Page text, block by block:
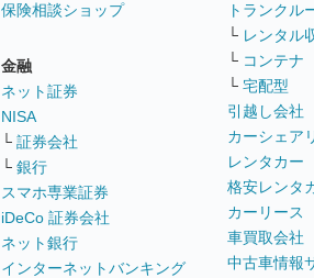
保険相談ショップ
金融
ネット証券
NISA
└ 証券会社
└ 銀行
スマホ専業証券
iDeCo 証券会社
ネット銀行
インターネットバンキング
トランクル
└ レンタル
└ コンテナ
└ 宅配型
引越し会社
カーシェア
レンタカー
格安レンタ
カーリース
車買取会社
中古車情報